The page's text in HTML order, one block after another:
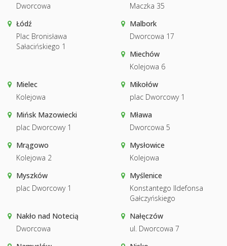
Dworcowa
Maczka 35
Łódź
Plac Bronisława
Sałacińskiego 1
Malbork
Dworcowa 17
Miechów
Kolejowa 6
Mielec
Kolejowa
Mikołów
plac Dworcowy 1
Mińsk Mazowiecki
plac Dworcowy 1
Mława
Dworcowa 5
Mrągowo
Kolejowa 2
Mysłowice
Kolejowa
Myszków
plac Dworcowy 1
Myślenice
Konstantego Ildefonsa
Gałczyńskiego
Nakło nad Notecią
Dworcowa
Nałęczów
ul. Dworcowa 7